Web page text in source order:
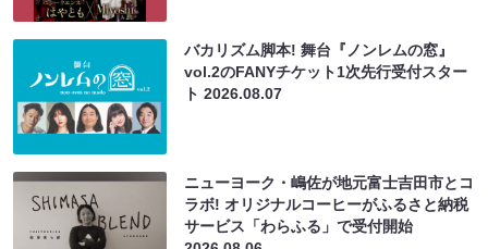
バカリズム脚本! 舞台『ノンレムの窓』
vol.2のFANYチケット1次先行受付スター
ト2026.08.07
ニューヨーク・嶋佐が地元富士吉田市とコ
ラボ! オリジナルコーヒーがふるさと納税
サービス「わらふる」で受付開始